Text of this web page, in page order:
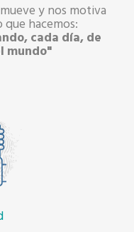
y nos motiva
que hacemos:
cada día, de
mundo"